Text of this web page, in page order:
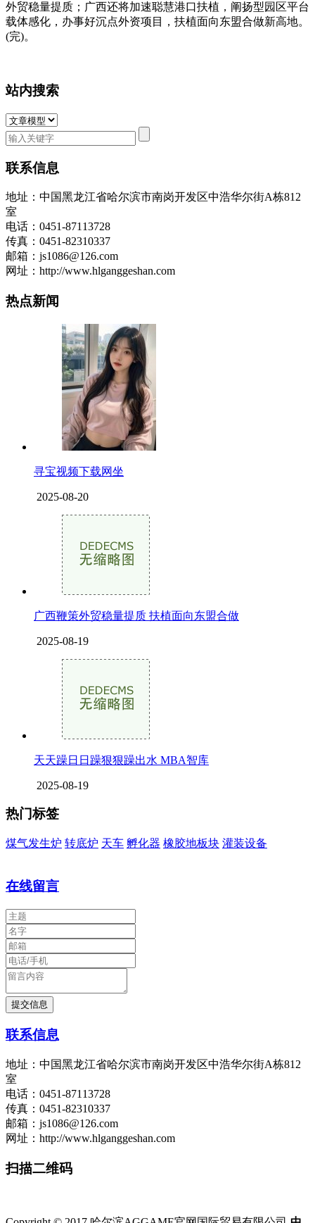
外贸稳量提质；广西还将加速聪慧港口扶植，阐扬型园区平台
载体感化，办事好沉点外资项目，扶植面向东盟合做新高地。
(完)。
站内搜索
联系信息
地址：中国黑龙江省哈尔滨市南岗开发区中浩华尔街A栋812
室
电话：0451-87113728
传真：0451-82310337
邮箱：js1086@126.com
网址：http://www.hlganggeshan.com
热点新闻
寻宝视频下载网坐
2025-08-20
广西鞭策外贸稳量提质 扶植面向东盟合做
2025-08-19
天天躁日日躁狠狠躁出水 MBA智库
2025-08-19
热门标签
煤气发生炉 转底炉 天车 孵化器 橡胶地板块 灌装设备
在线留言
联系信息
地址：中国黑龙江省哈尔滨市南岗开发区中浩华尔街A栋812
室
电话：0451-87113728
传真：0451-82310337
邮箱：js1086@126.com
网址：http://www.hlganggeshan.com
扫描二维码